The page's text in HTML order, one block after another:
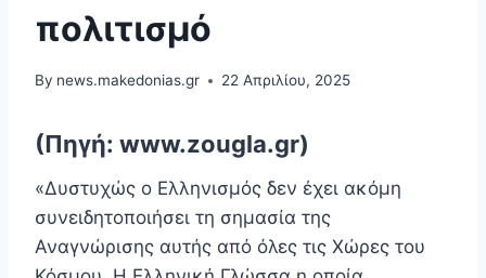
πολιτισμό
By news.makedonias.gr 22 Απριλίου, 2025
(Πηγή: www.zougla.gr)
«Δυστυχώς ο Ελληνισμός δεν έχει ακόμη
συνειδητοποιήσει τη σημασία της
Αναγνώρισης αυτής από όλες τις Χώρες του